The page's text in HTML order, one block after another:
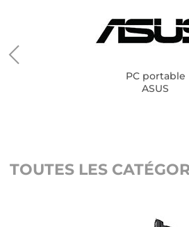
PC portable
ASUS
TOUTES LES